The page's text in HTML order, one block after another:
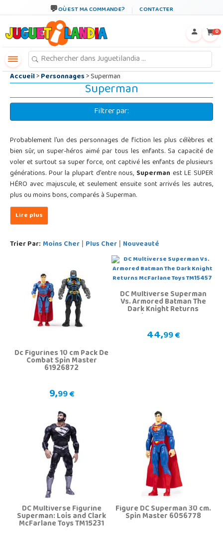
OÙ EST MA COMMANDE? CONTACTER
0
Accueil>Personnages> Superman
Superman
Filtrer par:
Probablement l'un des personnages de fiction les plus célèbres et
bien sûr, un super-héros aimé par tous les enfants. Sa capacité de
voler et surtout sa super force, ont captivé les enfants de plusieurs
générations. Pour la plupart d'entre nous, Supermanest LE SUPER
HÉRO avec majuscule, et seulement ensuite sont arrivés les autres,
plus ou moins bons, comparés à Superman.
Trier Par: Moins Cher | Plus Cher | Nouveauté
Dc Figurines 10 cm Pack De
Combat Spin Master
61926872
9,99 €
DC Multiverse Superman
Vs. Armored Batman The
Dark Knight Returns
McFarlane Toys TM15457
44,99 €
DC Multiverse Figurine
Superman: Lois and Clark
McFarlane Toys TM15231
Figure DC Superman 30 cm.
Spin Master 6056778